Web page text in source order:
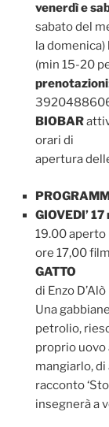
venerdì e
sabato del
la
(min 15-20
prenotazioni
BIOBAR
orari di
apertura
GIOVEDI’
19.00 aperto
ore 17,00
GATTO
di Enzo
Una
petrolio,
proprio
mangiarlo, di
racconto
insegnerà a